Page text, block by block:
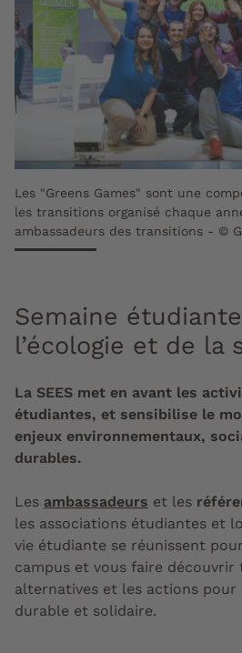
Les "Greens Games" sont une
les transitions organisé chaque
ambassadeurs des transitions - ©
Semaine
l’écologie et de la
La SEES met en avant les
étudiantes, et sensibilise le
enjeux environnementaux,
durables.
Les ambassadeurs et les
les associations étudiantes et
vie étudiante se réunissent
campus et vous faire découvrir
alternatives et les actions pour
durable et solidaire.